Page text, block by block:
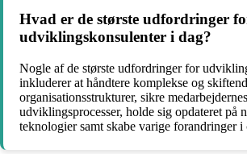
Hvad er de største udfordringer
udviklingskonsulenter i dag?
Nogle af de største udfordringer for
inkluderer at håndtere komplekse og
organisationsstrukturer, sikre
udviklingsprocesser, holde sig opdateret på
teknologier samt skabe varige forandringer i